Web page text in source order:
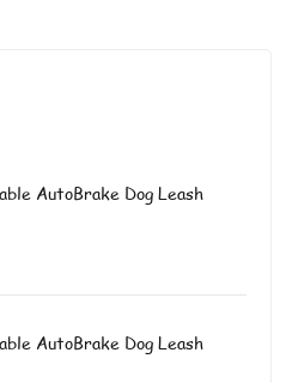
AutoBrake Dog Leash
AutoBrake Dog Leash